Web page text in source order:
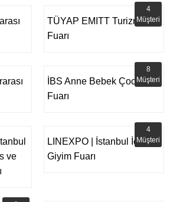
TÜYAP EMITT Turizm
Fuarı
4
Müşteri
İBS Anne Bebek Çocuk
Fuarı
8
Müşteri
ve
LINEXPO | İstanbul İç
Giyim Fuarı
4
Müşteri